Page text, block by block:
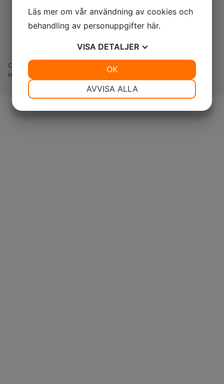
Copyright 2023 Svenska Skydd AB. All rights
reserved.
Läs mer om vår användning av cookies och
behandling av personuppgifter här.
VISA DETALJER
AVVISA ALLA
OK